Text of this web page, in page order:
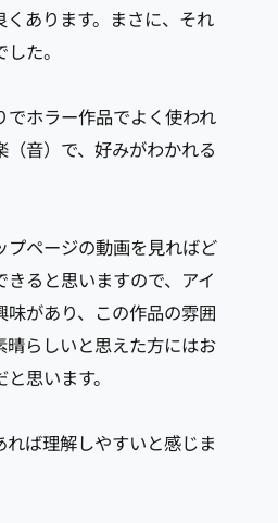
くあります。まさに、それ
た。
でホラー作品でよく使われ
（音）で、好みがわかれる
プページの動画を見ればど
きると思いますので、アイ
味があり、この作品の雰囲
晴らしいと思えた方にはお
思います。
れば理解しやすいと感じま